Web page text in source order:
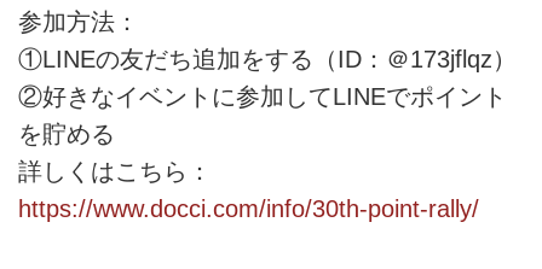
参加方法：
①LINEの友だち追加をする（ID：＠173jflqz）
②好きなイベントに参加してLINEでポイント
を貯める
詳しくはこちら：
https://www.docci.com/info/30th-point-rally/